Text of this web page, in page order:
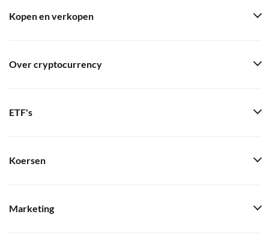
Kopen en verkopen
Over cryptocurrency
ETF's
Koersen
Marketing